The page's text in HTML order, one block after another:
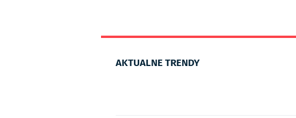
AKTUALNE TRENDY